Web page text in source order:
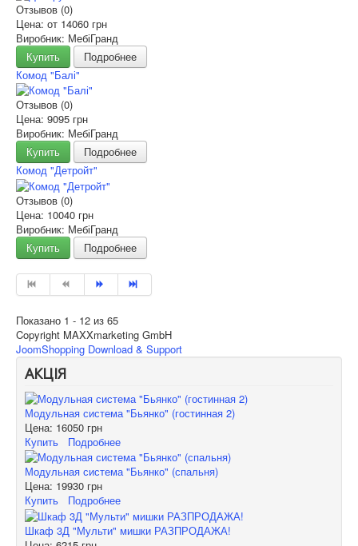
Отзывов (0)
Цена: от 14060 грн
Виробник: МебіГранд
Купить
Подробнее
Комод "Балі"
Отзывов (0)
Цена: 9095 грн
Виробник: МебіГранд
Купить
Подробнее
Комод "Детройт"
Отзывов (0)
Цена: 10040 грн
Виробник: МебіГранд
Купить
Подробнее
Показано 1 - 12 из 65
Copyright MAXXmarketing GmbH
JoomShopping Download & Support
АКЦІЯ
Модульная система "Бьянко" (гостинная 2)
Цена: 16050 грн
Купить
Подробнее
Модульная система "Бьянко" (спальня)
Цена: 19930 грн
Купить
Подробнее
Шкаф 3Д "Мульти" мишки РАЗПРОДАЖА!